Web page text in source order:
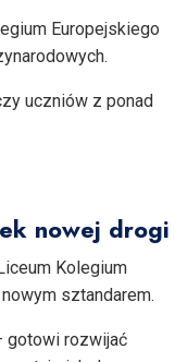
Europejskiego
uczniów z ponad
nowej drogi
Kolegium
sztandarem.
gotowi rozwijać